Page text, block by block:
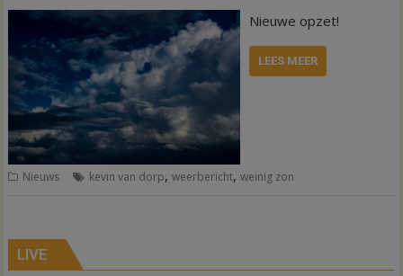
Nieuwe opzet!
LEES MEER
Nieuws kevin van dorp,weerbericht,weinig zon
LIVE